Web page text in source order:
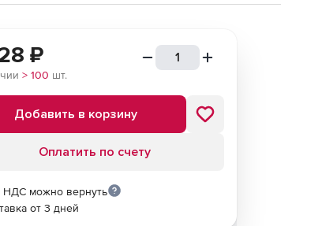
₽
> 100 шт.
Добавить в корзину
Оплатить по счету
НДС можно вернуть
от 3 дней